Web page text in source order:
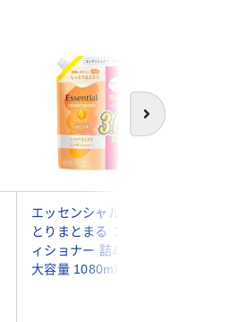
次へ
エッセンシャル しっ
とりまとまる コンデ
ィショナー 詰め替え
大容量 1080ml 花王